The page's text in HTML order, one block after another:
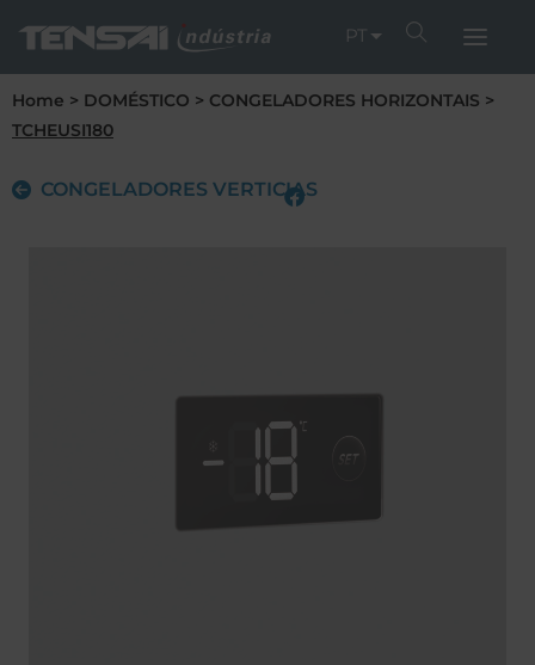
PT
Home > DOMÉSTICO > CONGELADORES HORIZONTAIS >
TCHEUSI180
CONGELADORES VERTICIAS